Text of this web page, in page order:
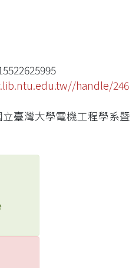
handle/246
臺灣大學電機工程學系暨